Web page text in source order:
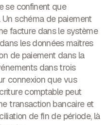
se confinent que
schéma de paiement
facture dans le système
les données maîtres
de paiement dans la
dans trois
connexion que vus
comptable peut
transaction bancaire et
de fin de période, là